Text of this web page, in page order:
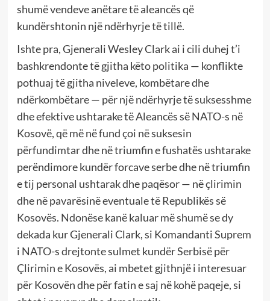
shumë vendeve anëtare të aleancës që
kundërshtonin një ndërhyrje të tillë.
Ishte pra, Gjenerali Wesley Clark ai i cili duhej t’i
bashkrendonte të gjitha këto politika — konflikte
pothuaj të gjitha niveleve, kombëtare dhe
ndërkombëtare — për një ndërhyrje të suksesshme
dhe efektive ushtarake të Aleancës së NATO-s në
Kosovë, që më në fund çoi në suksesin
përfundimtar dhe në triumfin e fushatës ushtarake
perëndimore kundër forcave serbe dhe në triumfin
e tij personal ushtarak dhe paqësor — në çlirimin
dhe në pavarësinë eventuale të Republikës së
Kosovës. Ndonëse kanë kaluar më shumë se dy
dekada kur Gjenerali Clark, si Komandanti Suprem
i NATO-s drejtonte sulmet kundër Serbisë për
Çlirimin e Kosovës, ai mbetet gjithnjë i interesuar
për Kosovën dhe për fatin e saj në kohë paqeje, si